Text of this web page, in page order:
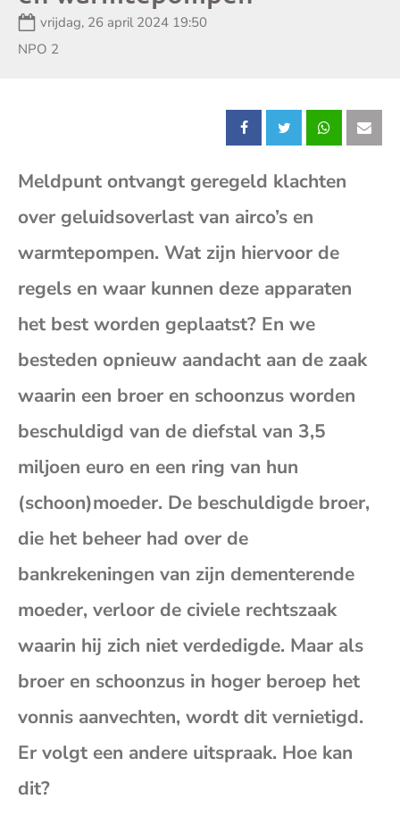
Datum:
vrijdag, 26 april 2024 19:50
Zender:
NPO 2
Deel
dit
bericht
op
Facebook
Deel
dit
bericht
op
X
Deel
dit
op
Meldpunt ontvangt geregeld klachten
over geluidsoverlast van airco’s en
warmtepompen. Wat zijn hiervoor de
regels en waar kunnen deze apparaten
het best worden geplaatst? En we
besteden opnieuw aandacht aan de zaak
waarin een broer en schoonzus worden
beschuldigd van de diefstal van 3,5
miljoen euro en een ring van hun
(schoon)moeder. De beschuldigde broer,
die het beheer had over de
bankrekeningen van zijn dementerende
moeder, verloor de civiele rechtszaak
waarin hij zich niet verdedigde. Maar als
broer en schoonzus in hoger beroep het
vonnis aanvechten, wordt dit vernietigd.
Er volgt een andere uitspraak. Hoe kan
dit?